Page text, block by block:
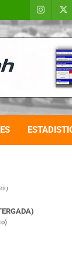
E-KART.COM.AR
6